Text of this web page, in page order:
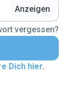
Anzeigen
vergessen?
Dich hier.